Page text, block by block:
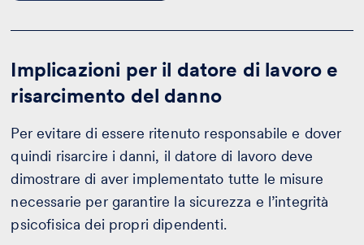
Implicazioni per il datore di lavoro e
risarcimento del danno
Per evitare di essere ritenuto responsabile e dover
quindi risarcire i danni, il datore di lavoro deve
dimostrare di aver implementato tutte le misure
necessarie per garantire la sicurezza e l’integrità
psicofisica dei propri dipendenti.